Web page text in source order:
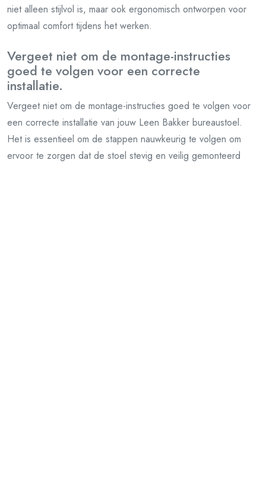
niet alleen stijlvol is, maar ook ergonomisch ontworpen voor
optimaal comfort tijdens het werken.
Vergeet niet om de montage-instructies
goed te volgen voor een correcte
installatie.
Vergeet niet om de montage-instructies goed te volgen voor
een correcte installatie van jouw Leen Bakker bureaustoel.
Het is essentieel om de stappen nauwkeurig te volgen om
ervoor te zorgen dat de stoel stevig en veilig gemonteerd